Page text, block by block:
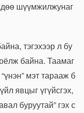
шүүмжилжунаг
, тэгэхээрл бу
байна. Таамаг
“үнэн” мэттарааж б
үйлявцыгүгүйсгэх,
буруутай” гэхс